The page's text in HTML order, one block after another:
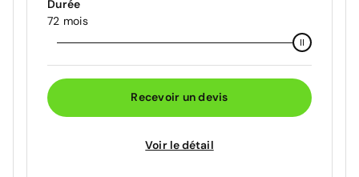
Durée
72 mois
Recevoir un devis
Voir le détail